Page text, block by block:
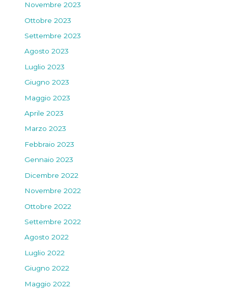
Novembre 2023
Ottobre 2023
Settembre 2023
Agosto 2023
Luglio 2023
Giugno 2023
Maggio 2023
Aprile 2023
Marzo 2023
Febbraio 2023
Gennaio 2023
Dicembre 2022
Novembre 2022
Ottobre 2022
Settembre 2022
Agosto 2022
Luglio 2022
Giugno 2022
Maggio 2022